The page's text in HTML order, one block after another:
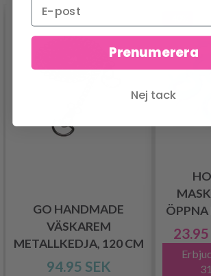
GO HANDMADE
VÄSKAREM
METALLKEDJA, 120 CM
94.95 SEK
ÖPPNA
23.95
Prenumerera
Nej tack